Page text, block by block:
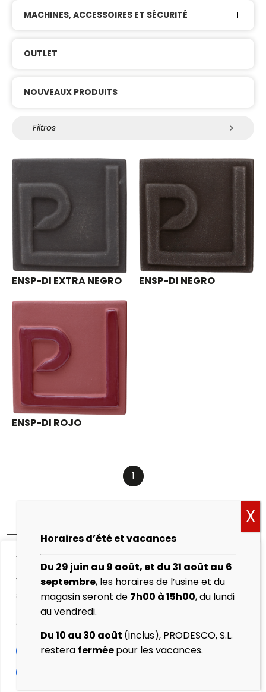
We value your privacy
We use cookies to enhance your browsing experience,
serve personalised ads or content, and analyse our
traffic. By clicking "Accept All", you consent to our use
of cookies.
Customise
Reject All
MACHINES, ACCESSOIRES ET SÉCURITÉ
OUTLET
NOUVEAUX PRODUITS
Filtros
ENSP-DI EXTRA NEGRO ENSP-DI NEGRO
ENSP-DI ROJO
1
Politique de cookies
Mentions légales
confidentialité
Protocole de vente
Horaires d’été et vacances
Du 29 juin au 9 août, et du 31 août au 6
septembre, les horaires de l’usine et du
magasin seront de 7h00 à 15h00, du lundi
au vendredi.
Du 10 au 30 août (inclus), PRODESCO, S.L.
restera ferméepour les vacances.